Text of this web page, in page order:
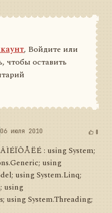
, Войдите или
чтобы оставить
06 июля 2010 0
: using System;
using
using System.Linq;
using
using System.Threading;